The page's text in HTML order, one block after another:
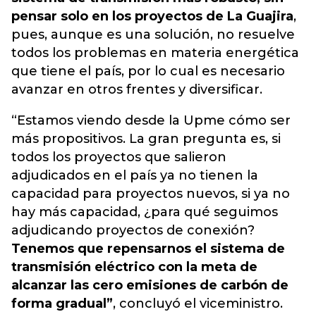
pensar solo en los proyectos de La Guajira,
pues, aunque es una solución, no resuelve
todos los problemas en materia energética
que tiene el país, por lo cual es necesario
avanzar en otros frentes y diversificar.
“Estamos viendo desde la Upme cómo ser
más propositivos. La gran pregunta es, si
todos los proyectos que salieron
adjudicados en el país ya no tienen la
capacidad para proyectos nuevos, si ya no
hay más capacidad, ¿para qué seguimos
adjudicando proyectos de conexión?
Tenemos que repensarnos el sistema de
transmisión eléctrico con la meta de
alcanzar las cero emisiones de carbón de
forma gradual”, concluyó el viceministro.